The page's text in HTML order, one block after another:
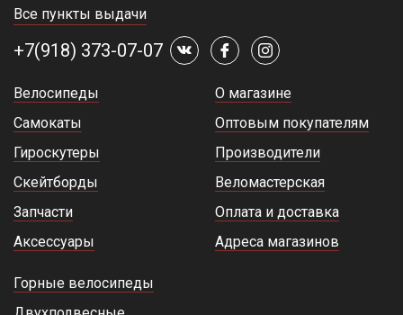
Все пункты выдачи
+7(918) 373-07-07
Велосипеды
Самокаты
Гироскутеры
Скейтборды
Запчасти
Аксессуары
О магазине
Оптовым покупателям
Производители
Веломастерская
Оплата и доставка
Адреса магазинов
Горные велосипеды